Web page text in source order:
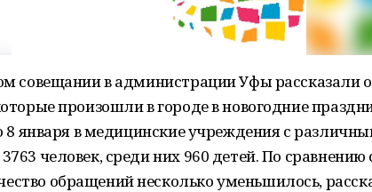
совещании в администрации Уфы рассказали о
произошли в городе в новогодние
8 января в медицинские учреждения с
человек, среди них 960 детей. По сравнению
обращений несколько уменьшилось,